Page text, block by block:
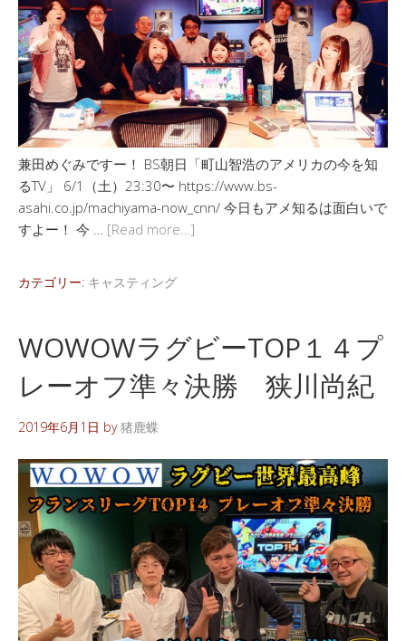
兼田めぐみですー！ BS朝日「町山智浩のアメリカの今を知
るTV」 6/1（土）23:30〜 https://www.bs-
asahi.co.jp/machiyama-now_cnn/ 今日もアメ知るは面白いで
すよー！ 今 … [Read more…]
カテゴリー: キャスティング
WOWOWラグビーTOP１４プ
レーオフ準々決勝 狭川尚紀
2019年6月1日 by猪鹿蝶